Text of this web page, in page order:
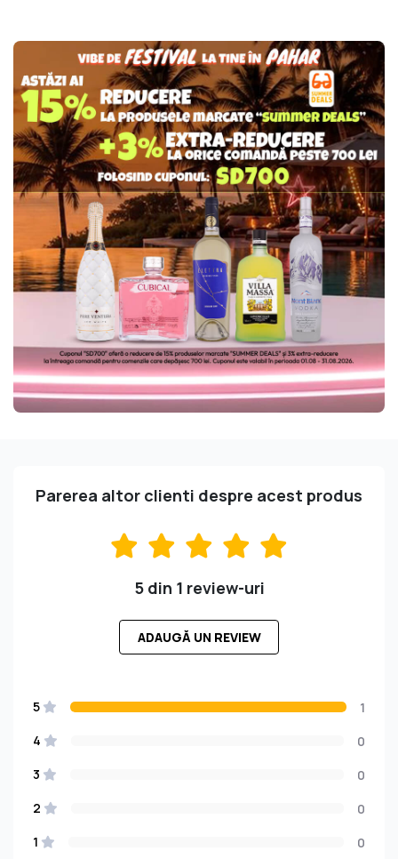
Parerea altor clienti despre acest produs
5 din 1 review-uri
ADAUGĂ UN REVIEW
5
1
4
0
3
0
2
0
1
0